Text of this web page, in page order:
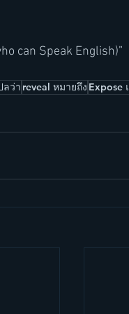
can Speak English)”
ลว่า reveal หมายถึง Expose